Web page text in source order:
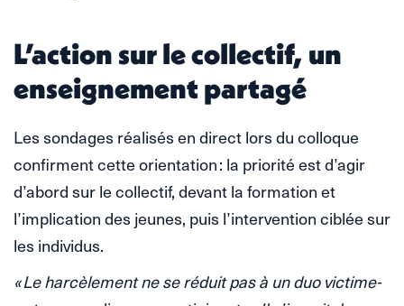
L’action sur le collectif, un
enseignement partagé
Les sondages réalisés en direct lors du colloque
confirment cette orientation : la priorité est d’agir
d’abord sur le collectif, devant la formation et
l’implication des jeunes, puis l’intervention ciblée sur
les individus.
« Le harcèlement ne se réduit pas à un duo victime-